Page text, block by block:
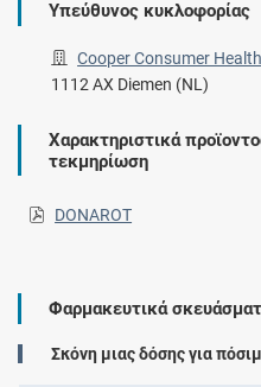
Υπεύθυνος κυκλοφορίας
Cooper Consumer
1112 AX Diemen (NL)
Χαρακτηριστικά
τεκμηρίωση
DONAROT
Φαρμακευτικά
Σκόνη μιας δόσης για